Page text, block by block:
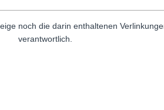
noch die darin enthaltenen
verantwortlich.